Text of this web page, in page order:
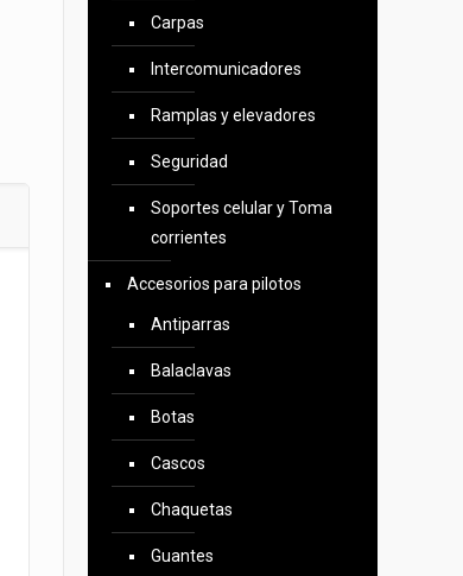
Carpas
Intercomunicadores
Ramplas y elevadores
Seguridad
Soportes celular y Toma
corrientes
Accesorios para pilotos
Antiparras
Balaclavas
Botas
Cascos
Chaquetas
Guantes